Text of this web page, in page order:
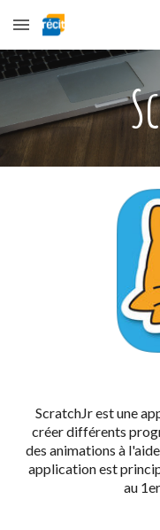
Skip to main content
ScratchJr est une
créer différents
des animations à
application est
au